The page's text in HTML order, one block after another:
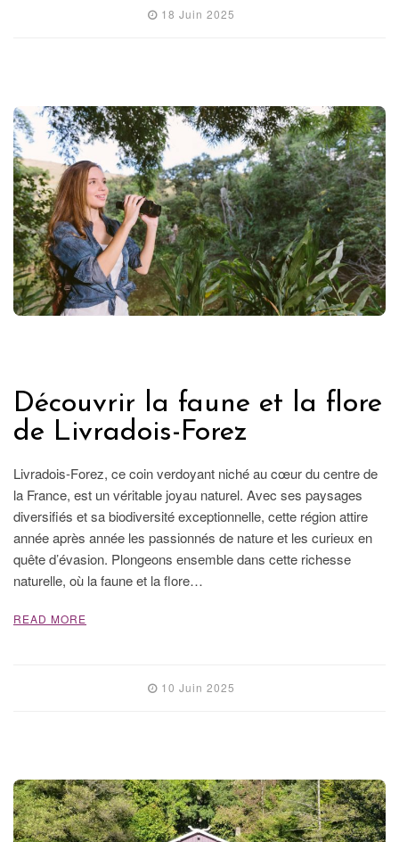
18 Juin 2025
Découvrir la faune et la flore
de Livradois-Forez
Livradois-Forez, ce coin verdoyant niché au cœur du centre de
la France, est un véritable joyau naturel. Avec ses paysages
diversifiés et sa biodiversité exceptionnelle, cette région attire
année après année les passionnés de nature et les curieux en
quête d’évasion. Plongeons ensemble dans cette richesse
naturelle, où la faune et la flore…
READ MORE
10 Juin 2025